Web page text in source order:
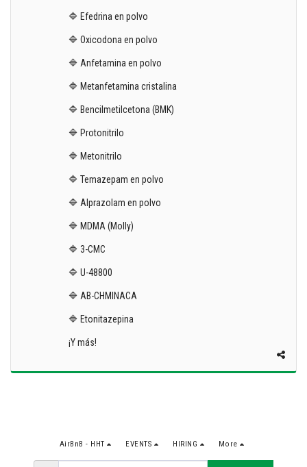
🔷 Efedrina en polvo
🔷 Oxicodona en polvo
🔷 Anfetamina en polvo
🔷 Metanfetamina cristalina
🔷 Bencilmetilcetona (BMK)
🔷 Protonitrilo
🔷 Metonitrilo
🔷 Temazepam en polvo
🔷 Alprazolam en polvo
🔷 MDMA (Molly)
🔷 3-CMC
🔷 U-48800
🔷 AB-CHMINACA
🔷 Etonitazepina
¡Y más!
AirBnB - HHT EVENTS HIRING More